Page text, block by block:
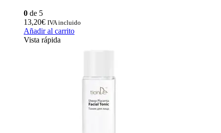
0 de 5
13,20€ IVA incluido
Añadir al carrito
Vista rápida